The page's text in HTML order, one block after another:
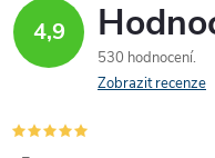
4,9
530 hodnocení
Zobrazit recenze